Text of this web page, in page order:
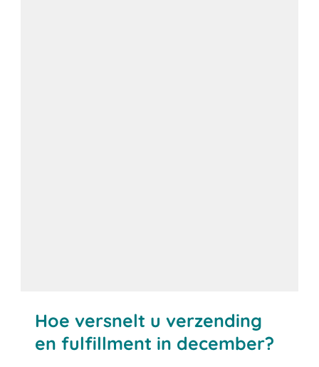
Hoe versnelt u verzending
en fulfillment in december?